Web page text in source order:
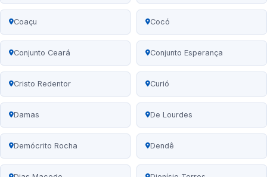
Coaçu Cocó
Conjunto Ceará Conjunto Esperança
Cristo Redentor Curió
Damas De Lourdes
Demócrito Rocha Dendê